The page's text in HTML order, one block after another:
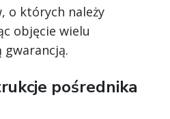
o których należy
objęcie wielu
pośrednika